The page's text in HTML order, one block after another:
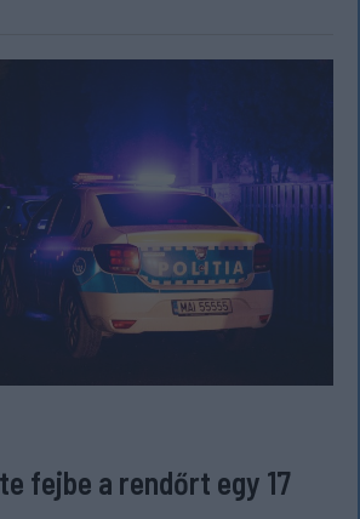
fejbe a rendőrt egy 17